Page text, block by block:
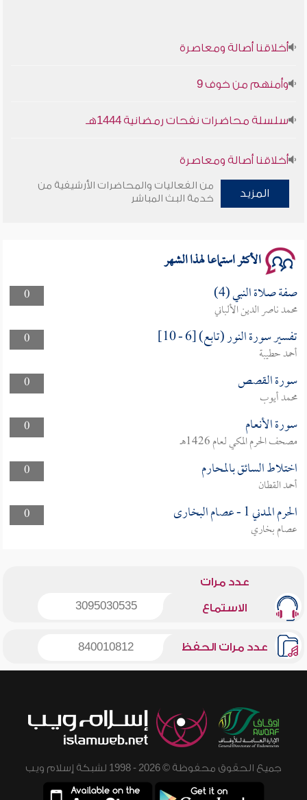
أخلاقنا أصالة ومعاصرة
وأمنهم من خوف 9
سلسلة محاضرات نفحات رمضانية 1444هـ
أخلاقنا أصالة ومعاصرة
وأمنهم من خوف 9
المزيد
من الفعاليات والمحاضرات الأرشيفية من
خدمة البث المباشر
الأكثر استماعا لهذا الشهر
0 صفة صلاة النبي (4)
محمد ناصر الدين الألباني
0
تفسير سورة النور (تابع) [6 - 10]
أحمد حطيبة
0
سورة القصص
محمد أيوب
0
سورة الأنعام
مصحف الحرم المكي لعام 1426هـ
0
اختلاط السائق بالمحارم
أحمد القطان
0
الحرم المدني 1 - عصام البخارى
عصام بخاري
عدد مرات
الاستماع 3095030535
عدد مرات الحفظ 840010812
جميع الحقوق محفوظة © 2026 - 1998 لشبكة إسلام ويب